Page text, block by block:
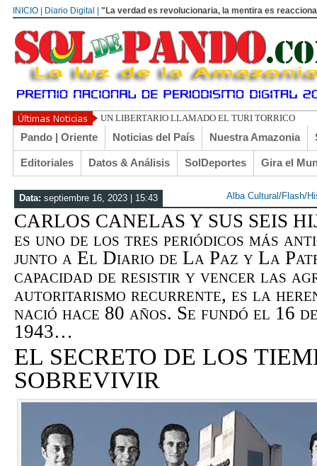
INICIO | Diario Digital | "La verdad es revolucionaria, la mentira es
UN LIBERTARIO LLAMADO EL TURI TORRICO
Pando | Oriente Noticias del País Nuestra Amazonia
Editoriales Datos & Análisis SolDeportes Gira el
Data: septiembre 16, 2023 | 15:43 Alba Cultural/Flash/
CARLOS CANELAS Y SUS SEIS
es uno de los tres periódicos más
junto a El Diario de La Paz y La
capacidad de resistir y vencer las
autoritarismo recurrente, es la
nació hace 80 años. Se fundó el 16
1943…
EL SECRETO DE LOS
SOBREVIVIR